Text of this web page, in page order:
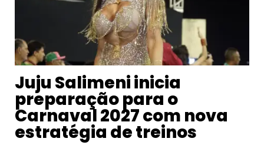
Juju Salimeni inicia
preparação para o
Carnaval 2027 com nova
estratégia de treinos